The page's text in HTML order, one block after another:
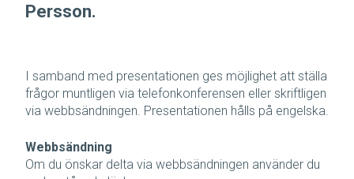
Persson.
I samband med presentationen ges möjlighet att ställa
frågor muntligen via telefonkonferensen eller skriftligen
via webbsändningen. Presentationen hålls på engelska.
Webbsändning
Om du önskar delta via webbsändningen använder du